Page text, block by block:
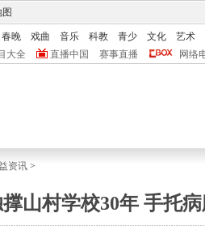
春晚 戏曲 音乐 科教 青少 文化
艺术
大全 直播中国 赛事直播 网络
资讯 >
山村学校30年 手托